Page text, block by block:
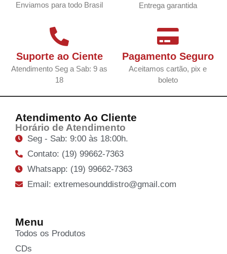
Enviamos para todo Brasil Entrega garantida
Suporte ao Ciente
Atendimento Seg a Sab: 9 as
18
Pagamento Seguro
Aceitamos cartão, pix e
boleto
Atendimento Ao Cliente
Horário de Atendimento
Seg - Sab: 9:00 às 18:00h.
Contato: (19) 99662-7363
Whatsapp: (19) 99662-7363
Email: extremesounddistro@gmail.com
Menu
Todos os Produtos
CDs